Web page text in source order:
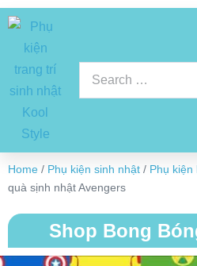
Home / Phụ kiện sinh nhật / Phụ kiện
quà sịnh nhật Avengers
Shop Bong